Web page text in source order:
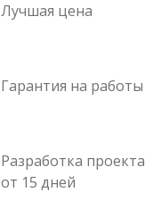
Лучшая цена
Гарантия на работы
Разработка проекта
от 15 дней